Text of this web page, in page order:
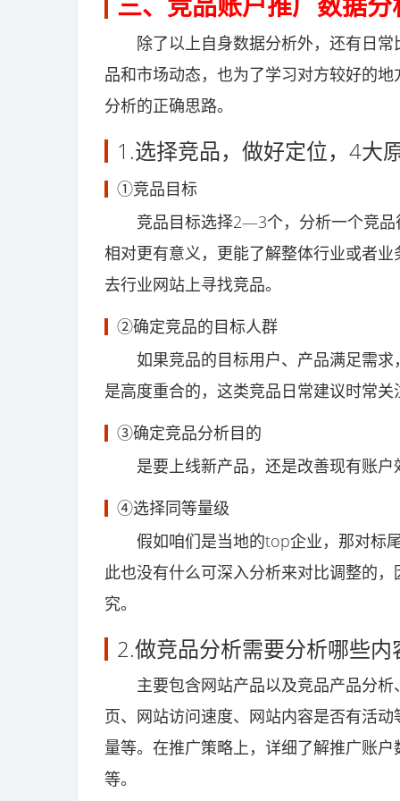
除了以上自身数据分析外，还有日常
品和市场动态，也为了学习对方较好的
分析的正确思路。
1.选择竞品，做好定位，4大
①竞品目标
竞品目标选择2—3个，分析一个竞品
相对更有意义，更能了解整体行业或者
去行业网站上寻找竞品。
②确定竞品的目标人群
如果竞品的目标用户、产品满足需求
是高度重合的，这类竞品日常建议时常关
③确定竞品分析目的
是要上线新产品，还是改善现有账户
④选择同等量级
假如咱们是当地的top企业，那对标尾
此也没有什么可深入分析来对比调整的
究。
2.做竞品分析需要分析哪些内
主要包含网站产品以及竞品产品分析
页、网站访问速度、网站内容是否有活
量等。在推广策略上，详细了解推广账
等。